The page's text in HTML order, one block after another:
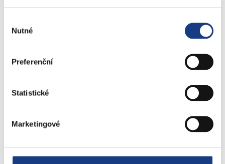
souhlasu
Nutné
Preferenční
Statistické
Marketingové
Informace
Osobní doklady
Poplatky
Volby